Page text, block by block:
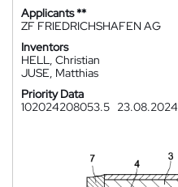
Applicants **
ZF FRIEDRICHSHAFEN AG
Inventors
HELL, Christian
JUSE, Matthias
Priority Data
102024208053.5 23.08.2024